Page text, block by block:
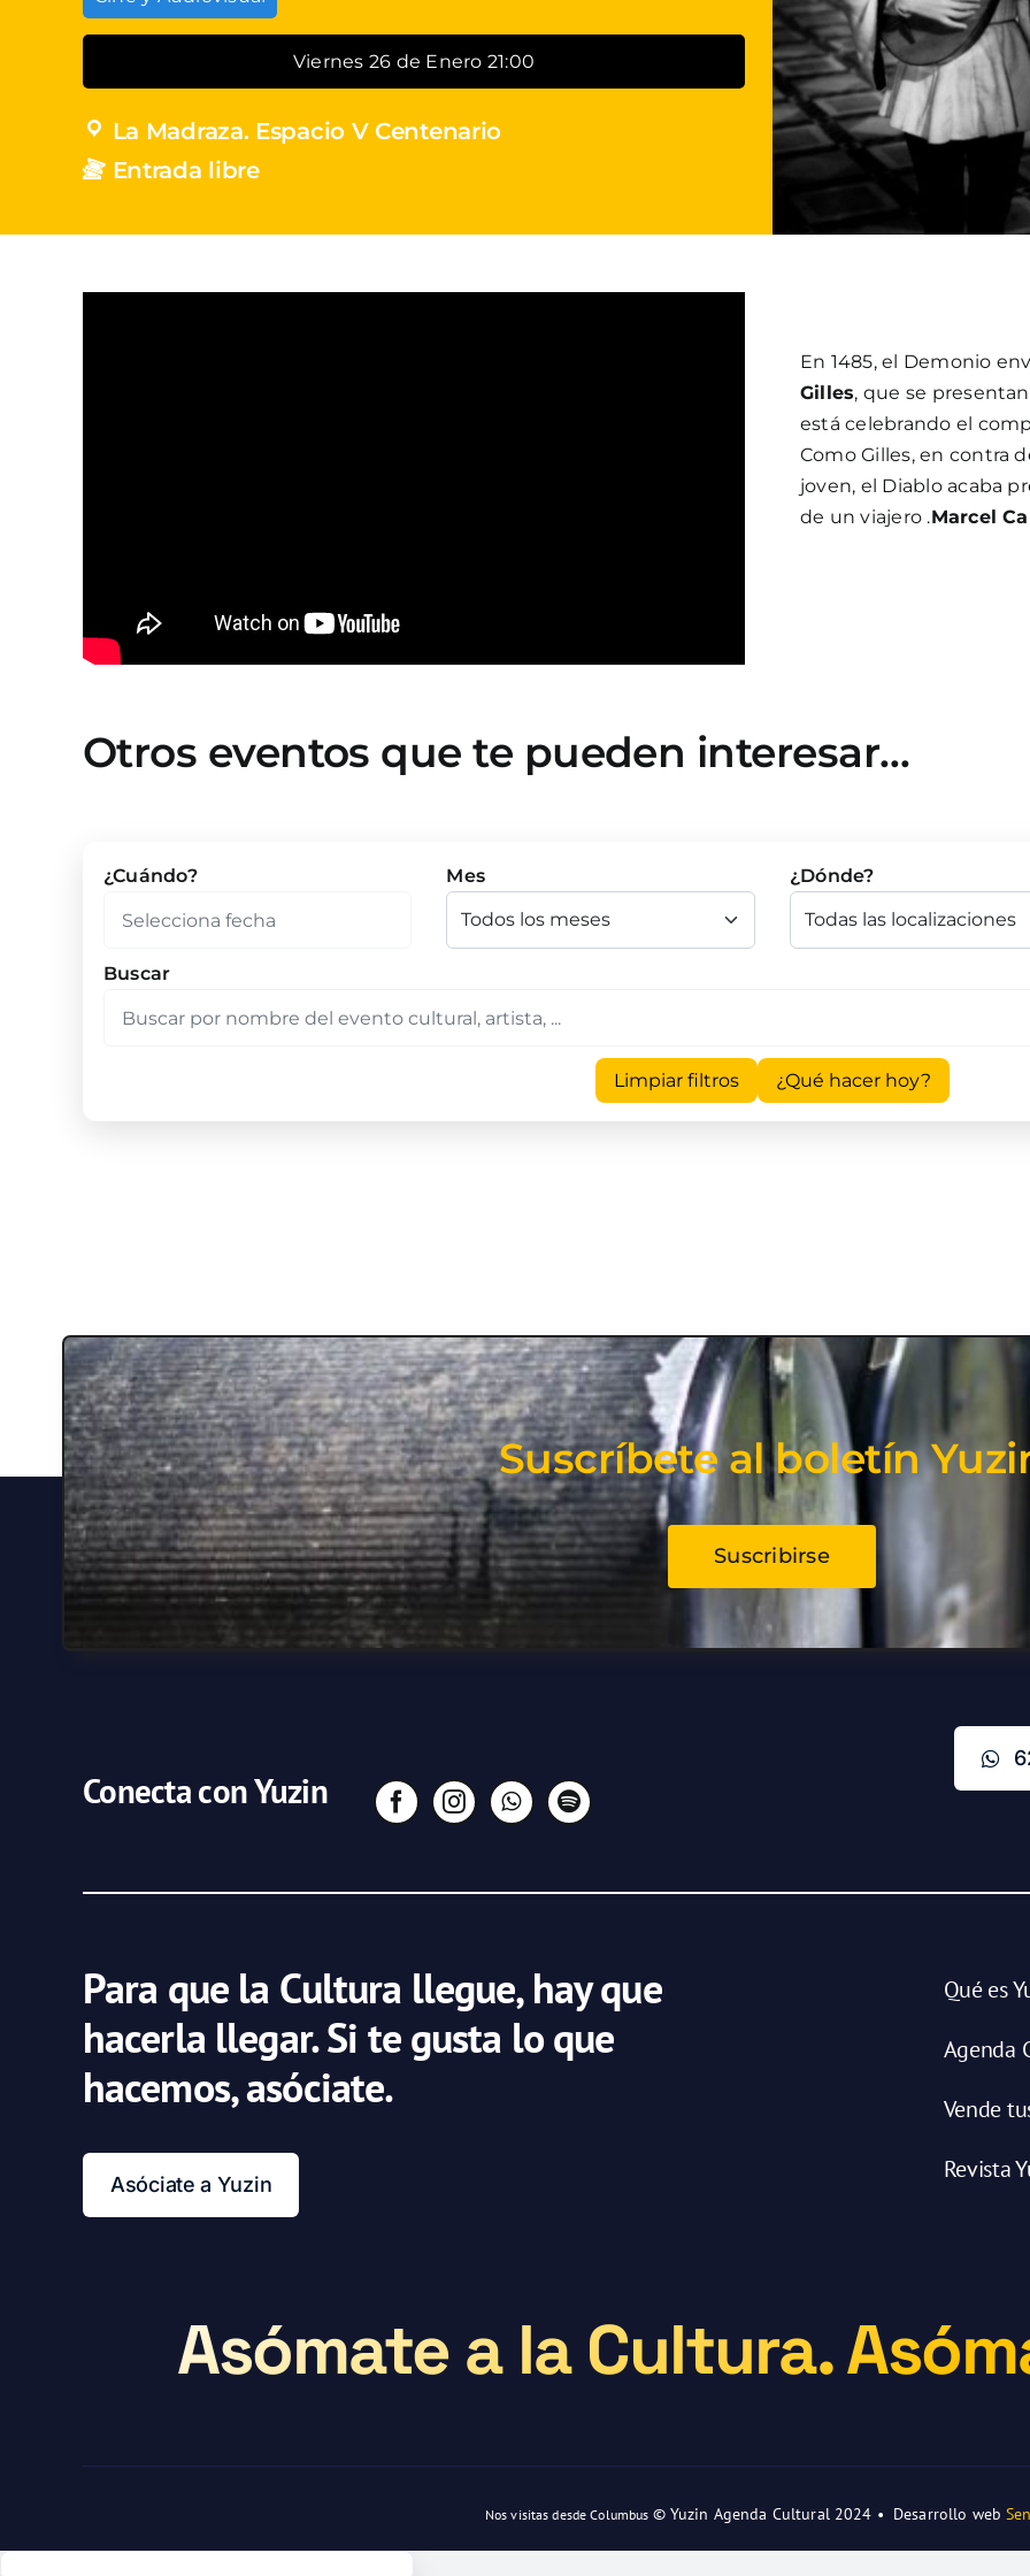
Viernes 26 de Enero 21:00
La Madraza. Espacio V Centenario
Entrada libre
En 1485, el Demonio
Gilles, que se
está celebrando el
Como Gilles, en contra
joven, el Diablo acaba
de un viajero .Marcel
Otros eventos que te pueden interesar…
¿Cuándo? Mes ¿Dónde?
Buscar
Limpiar filtros ¿Qué hacer hoy?
Suscríbete al boletín
Suscribirse
Conecta con Yuzin
Para que la Cultura llegue, hay que
hacerla llegar. Si te gusta lo que
hacemos, asóciate.
Asóciate a Yuzin
Qué es
Agenda
Vende
Revista
Asómate a la Cultura.
Nos visitas desde Columbus © Yuzin Agenda Cultural 2024 • Desarrollo web